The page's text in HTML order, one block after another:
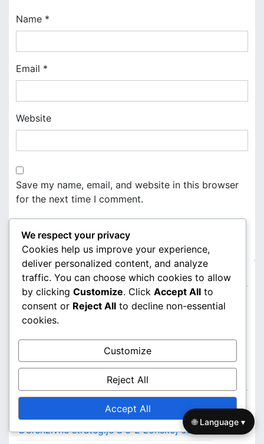
o
n
Name *
Email *
Website
Save my name, email, and website in this browser
for the next time I comment.
Poveznice
Kontaktirajte nas
Naša priča
Analiza igre 3-2 zonske obrane
Defenzivne strategije u 3-2 zonskoj obrani
We respect your privacy
Cookies help us improve your experience,
deliver personalized content, and analyze
traffic. You can choose which cookies to allow
by clicking Customize. Click Accept All to
consent or Reject All to decline non-essential
cookies.
Customize
Reject All
Accept All
🌐 Language ▾